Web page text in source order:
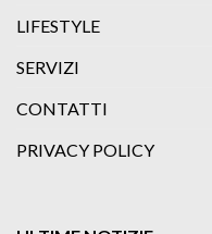
LIFESTYLE
SERVIZI
CONTATTI
PRIVACY POLICY